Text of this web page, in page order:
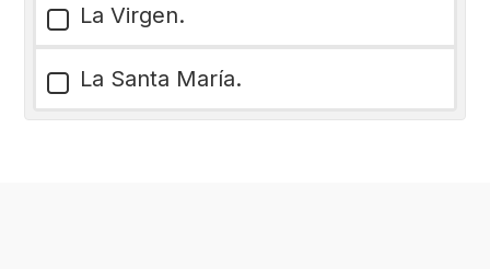
La Virgen.
La Santa María.